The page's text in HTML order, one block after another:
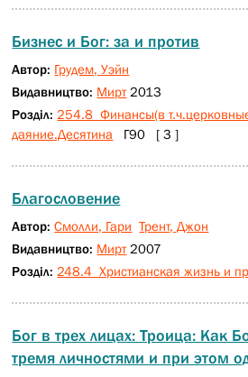
Бизнес и Бог: за и против
Автор: Грудем, Уэйн
Видавництво: Мирт2013
Розділ: 254.8 Финансы(в
даяние.Десятина Г90 [ 3 ]
Благословение
Автор:Смолли, Гари Трент, Джон
Видавництво: Мирт2007
Розділ: 248.4 Христианская жизнь и
Бог в трех лицах: Троица: Как
тремя личностями и при этом